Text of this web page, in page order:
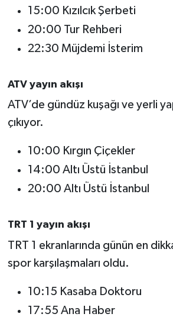
15:00 Kızılcık Şerbeti
20:00 Tur Rehberi
22:30 Müjdemi İsterim
ATV yayın akışı
ATV’de gündüz kuşağı ve yerli
çıkıyor.
10:00 Kırgın Çiçekler
14:00 Altı Üstü İstanbul
20:00 Altı Üstü İstanbul
TRT 1 yayın akışı
TRT 1 ekranlarında günün en
spor karşılaşmaları oldu.
10:15 Kasaba Doktoru
17:55 Ana Haber
SPOR
SÜRMANŞET
Susurluk
TEKNOLOJİ
VİZYONDAKİLER
YAŞAM